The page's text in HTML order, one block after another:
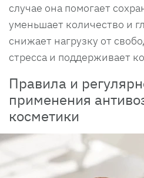
случае она помогает
уменьшает количество и
снижает нагрузку от
стресса и поддерживает
Правила и
применения
косметики